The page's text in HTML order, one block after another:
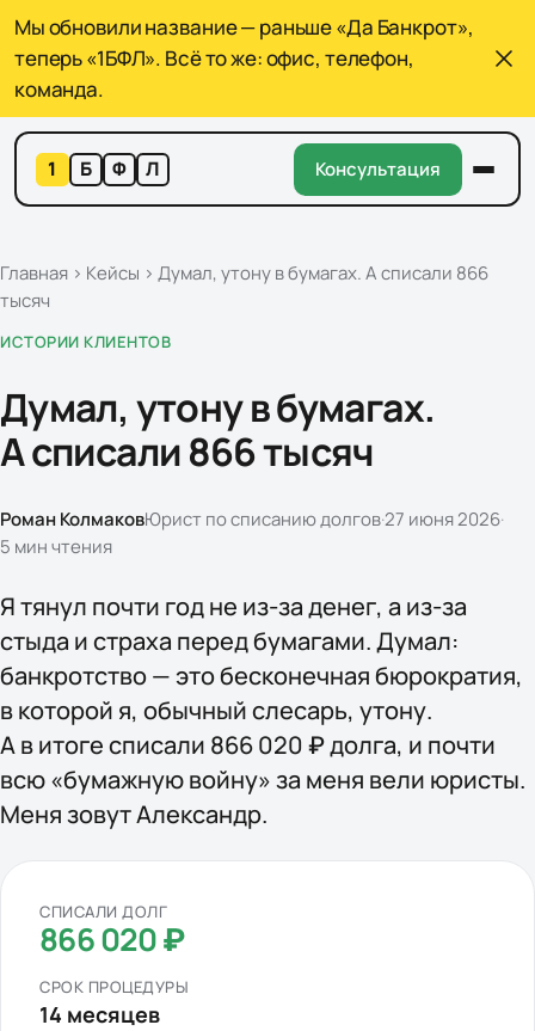
Мы обновили название — раньше «Да Банкрот»,
теперь «1БФЛ». Всё то же: офис, телефон,
команда.
1 Б Ф Л Консультация
Главная › Кейсы › Думал, утону в бумагах. А списали 866
тысяч
ИСТОРИИ КЛИЕНТОВ
Думал, утону в бумагах.
А списали 866 тысяч
Роман КолмаковЮрист по списанию долгов·27 июня 2026·
5 мин чтения
Я тянул почти год не из-за денег, а из-за
стыда и страха перед бумагами. Думал:
банкротство — это бесконечная бюрократия,
в которой я, обычный слесарь, утону.
А в итоге списали 866 020 ₽ долга, и почти
всю «бумажную войну» за меня вели юристы.
Меня зовут Александр.
СПИСАЛИ ДОЛГ
866 020 ₽
СРОК ПРОЦЕДУРЫ
14 месяцев